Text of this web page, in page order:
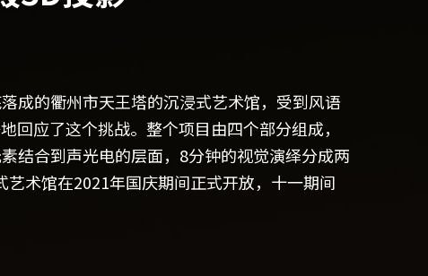
成的衢州市天王塔的沉浸式艺术馆，受到风语
应了这个挑战。整个项目由四个部分组成，
结合到声光电的层面，8分钟的视觉演绎分成两
术馆在2021年国庆期间正式开放，十一期间